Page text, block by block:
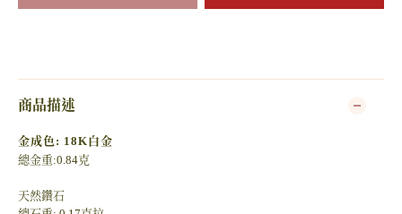
商品描述
金成色: 18K白金
總金重:0.84克
天然鑽石